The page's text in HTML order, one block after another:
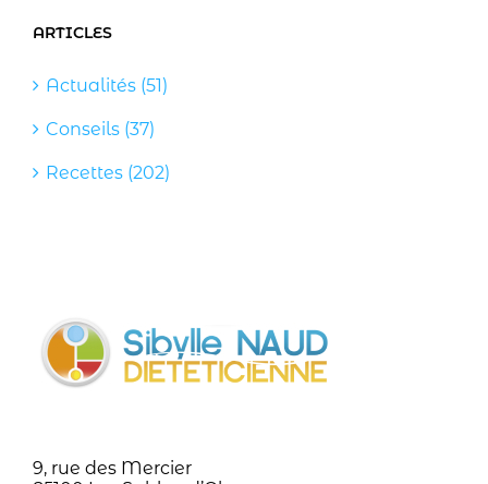
ARTICLES
Actualités (51)
Conseils (37)
Recettes (202)
9, rue des Mercier